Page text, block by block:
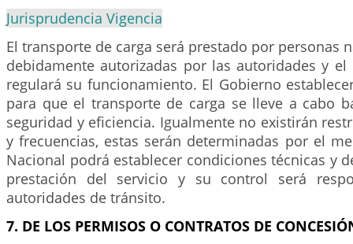
Jurisprudencia Vigencia
El transporte de carga será prestado por personas
debidamente autorizadas por las autoridades y el
regulará su funcionamiento. El Gobierno
para que el transporte de carga se lleve a cabo
seguridad y eficiencia. Igualmente no existirán
y frecuencias, estas serán determinadas por el
Nacional podrá establecer condiciones técnicas y
prestación del servicio y su control será
autoridades de tránsito.
7. DE LOS PERMISOS O CONTRATOS DE